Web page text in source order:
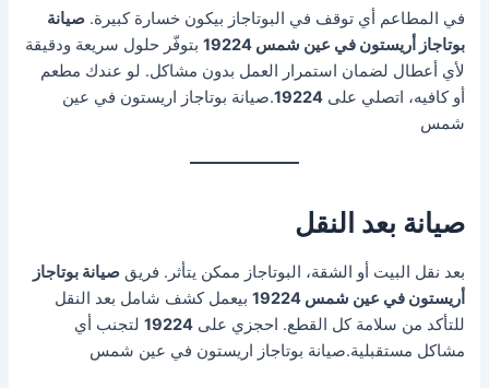
في المطاعم أي توقف في البوتاجاز بيكون خسارة كبيرة.صيانة
بوتاجاز أريستون في عين شمس 19224
بتوفّر حلول سريعة ودقيقة
لأي أعطال لضمان استمرار العمل بدون مشاكل. لو عندك مطعم
أو كافيه، اتصلي على19224.صيانة بوتاجاز اريستون في عين
شمس
صيانة بعد النقل
بعد نقل البيت أو الشقة، البوتاجاز ممكن يتأثر. فريقصيانة بوتاجاز
أريستون في عين شمس 19224
بيعمل كشف شامل بعد النقل
للتأكد من سلامة كل القطع. احجزي على19224 لتجنب أي
مشاكل مستقبلية.صيانة بوتاجاز اريستون في عين شمس